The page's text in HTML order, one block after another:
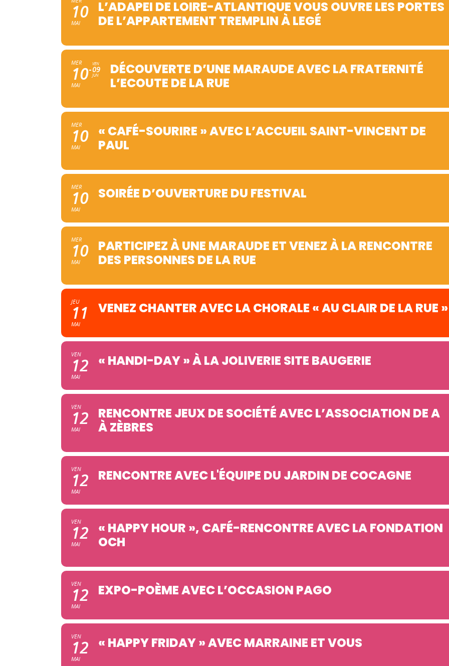
10
MAI
L’ADAPEI DE LOIRE-ATLANTIQUE VOUS OUVRE LES PORTES
DE L’APPARTEMENT TREMPLIN À LEGÉ
MER
10
MAI
VEN
09
JUN
DÉCOUVERTE D’UNE MARAUDE AVEC LA FRATERNITÉ
L’ECOUTE DE LA RUE
MER
10
MAI
« CAFÉ-SOURIRE » AVEC L’ACCUEIL SAINT-VINCENT DE
PAUL
MER
10
MAI
SOIRÉE D’OUVERTURE DU FESTIVAL
MER
10
MAI
PARTICIPEZ À UNE MARAUDE ET VENEZ À LA RENCONTRE
DES PERSONNES DE LA RUE
JEU
11
MAI
VENEZ CHANTER AVEC LA CHORALE « AU CLAIR DE LA RUE »
VEN
12
MAI
« HANDI-DAY » À LA JOLIVERIE SITE BAUGERIE
VEN
12
MAI
RENCONTRE JEUX DE SOCIÉTÉ AVEC L’ASSOCIATION DE A
À ZÈBRES
VEN
12
MAI
RENCONTRE AVEC L'ÉQUIPE DU JARDIN DE COCAGNE
VEN
12
MAI
« HAPPY HOUR », CAFÉ-RENCONTRE AVEC LA FONDATION
OCH
VEN
12
MAI
EXPO-POÈME AVEC L’OCCASION PAGO
VEN
12
MAI
« HAPPY FRIDAY » AVEC MARRAINE ET VOUS